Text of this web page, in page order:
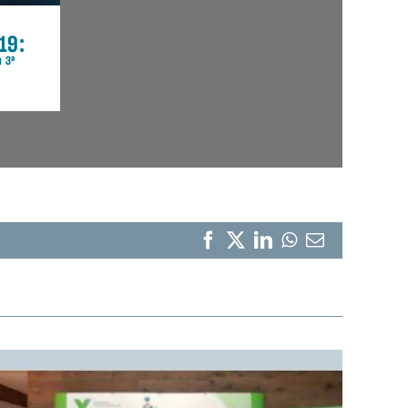
Facebook
X LinkedIn
WhatsApp
Correo
electrónico